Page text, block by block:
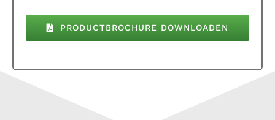
PRODUCTBROCHURE DOWNLOADEN